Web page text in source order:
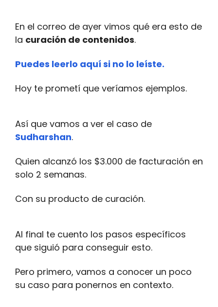
En el correo de ayer vimos qué era esto de
la curación de contenidos.
Puedes leerlo aquí si no lo leíste.
Hoy te prometí que veríamos ejemplos.
Así que vamos a ver el caso de
Sudharshan.
Quien alcanzó los $3.000 de facturación en
solo 2 semanas.
Con su producto de curación.
Al final te cuento los pasos específicos
que siguió para conseguir esto.
Pero primero, vamos a conocer un poco
su caso para ponernos en contexto.